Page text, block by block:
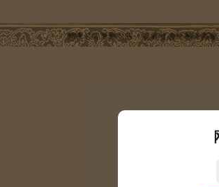
翻译公司更新公告：随着社会对翻译高端